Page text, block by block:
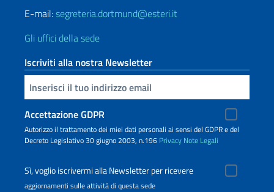
E-mail:segreteria.dortmund@esteri.it
Gli uffici della sede
Iscriviti alla nostra Newsletter
Inserisci la tua email
Accettazione GDPR
Autorizzo il trattamento dei miei dati personali ai sensi del GDPR e del
Decreto Legislativo 30 giugno 2003, n.196 Privacy Note Legali
Sì, voglio iscrivermi alla Newsletter per ricevere
aggiornamenti sulle attività di questa sede